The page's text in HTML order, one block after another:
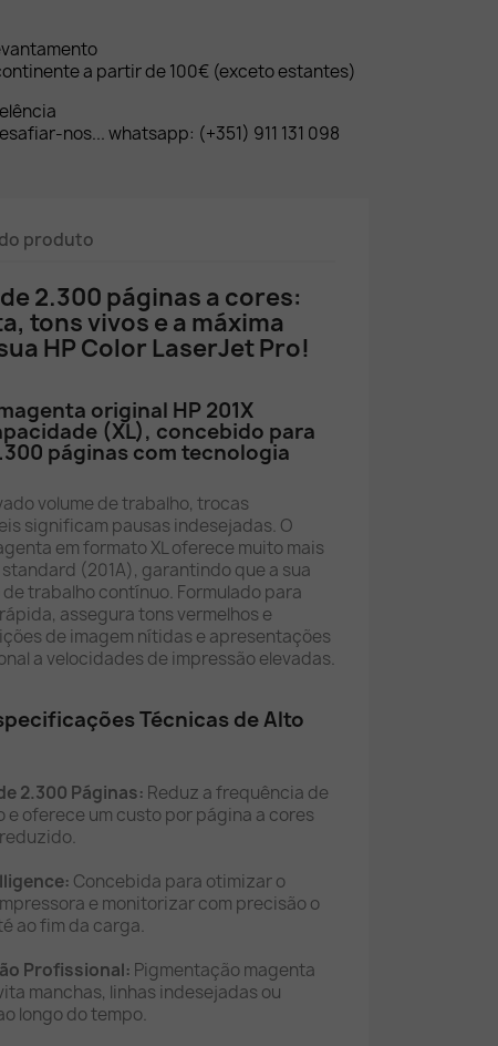
a partir de 100€ (exceto estantes)
nos... whatsapp: (+351) 911 131 098
produto
2.300 páginas a cores:
tons vivos e a máxima
HP Color LaserJet Pro!
original HP 201X
(XL), concebido para
páginas com tecnologia
volume de trabalho, trocas
significam pausas indesejadas. O
em formato XL oferece muito mais
(201A), garantindo que a sua
trabalho contínuo. Formulado para
assegura tons vermelhos e
de imagem nítidas e apresentações
a velocidades de impressão elevadas.
Técnicas de Alto
2.300 Páginas: Reduz a frequência de
oferece um custo por página a cores
Concebida para otimizar o
e monitorizar com precisão o
ao fim da carga.
Profissional: Pigmentação magenta
manchas, linhas indesejadas ou
longo do tempo.